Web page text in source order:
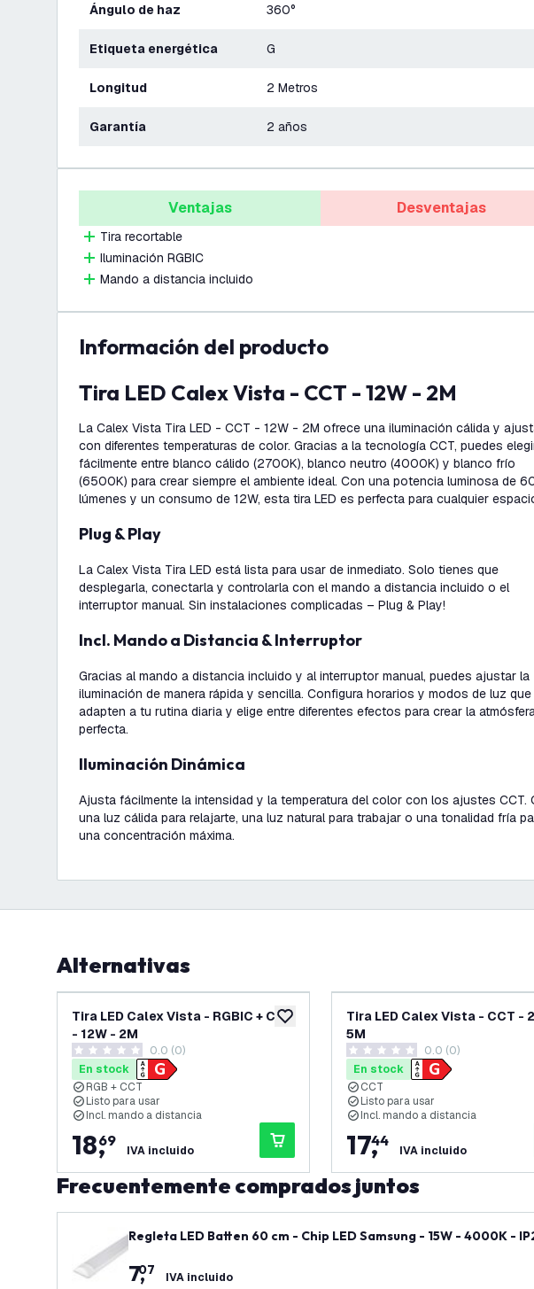
Ángulo de haz 360°
Etiqueta energética G
Longitud 2 Metros
Garantía 2 años
Ventajas
Tira recortable
Iluminación RGBIC
Mando a distancia incluido
Desventajas
información del producto
Tira LED Calex Vista - CCT - 12W - 2M
La Calex Vista Tira LED - CCT - 12W - 2M ofrece una iluminación cálida y
con diferentes temperaturas de color. Gracias a la tecnología CCT, puedes
fácilmente entre blanco cálido (2700K), blanco neutro (4000K) y blanco frío
(6500K) para crear siempre el ambiente ideal. Con una potencia luminosa de
lúmenes y un consumo de 12W, esta tira LED es perfecta para cualquier
Plug & Play
La Calex Vista Tira LED está lista para usar de inmediato. Solo tienes que
desplegarla, conectarla y controlarla con el mando a distancia incluido o el
interruptor manual. Sin instalaciones complicadas – Plug & Play!
Incl. Mando a Distancia & Interruptor
Gracias al mando a distancia incluido y al interruptor manual, puedes ajustar la
iluminación de manera rápida y sencilla. Configura horarios y modos de luz
adapten a tu rutina diaria y elige entre diferentes efectos para crear la
perfecta.
Iluminación Dinámica
Ajusta fácilmente la intensidad y la temperatura del color con los ajustes CCT.
una luz cálida para relajarte, una luz natural para trabajar o una tonalidad fría
una concentración máxima.
Alternativas
añadir a lista de deseos
Tira LED Calex Vista - RGBIC + CCT
- 12W - 2M
0 estrellas de puntuación
0.0 (0)
En stock
RGB + CCT
Listo para usar
Incl. mando a distancia
18,
69
IVA incluido
Tira LED Calex Vista - CCT -
5M
0 estrellas de puntuación
0.0 (0)
En stock
CCT
Listo para usar
Incl. mando a distancia
17,
44
IVA incluido
Frecuentemente comprados juntos
Regleta LED Batten 60 cm - Chip LED Samsung - 15W - 4000K -
7,
07 IVA incluido